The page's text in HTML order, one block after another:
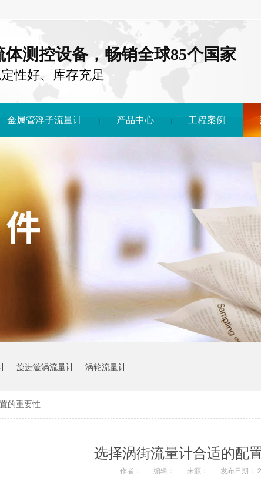
体测控设备，畅销全球85个国家
性好、库存充足
金属管浮子流量计 产品中心 工程案例
旋进漩涡流量计 涡轮流量计
的重要性
选择涡街流量计合适的配
作者： 编辑： 来源： 发布日期：